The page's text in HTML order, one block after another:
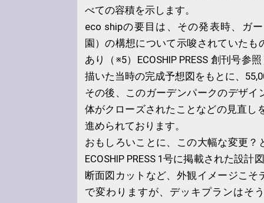
べての容積を示します。
eco shipの要目は、その発表時、ガ
園）の構想について示唆されていたも
あり（※5）ECOSHIP PRESS 創刊号参
描いた当時の完成予想図をもとに、
その後、このガーデンパークのデザイ
体がクローズされたことなどの見直し
進められております。
おもしろいことに、この大幅な変更？
ECOSHIP PRESS 1号に掲載された設計
断面図カットなど、外観イメージこそ
で変わりますが、デッキプランはそ